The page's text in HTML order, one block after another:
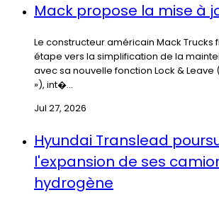
Mack propose la mise à
Le constructeur américain Mack Trucks
étape vers la simplification de la
avec sa nouvelle fonction Lock & Leave
»), int�...
Jul 27, 2026
Hyundai Translead
l'expansion de ses
hydrogène